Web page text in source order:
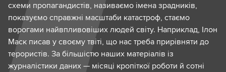
схеми пропагандистів, називаємо імена зрадників,
показуємо справжні масштаби катастроф, стаємо
ворогами найвпливовіших людей світу. Наприклад, Ілон
Маск писав у своєму твіті, що нас треба прирівняти до
терористів. За більшістю наших матеріалів із
журналістики даних — місяці кропіткої роботи й сотні